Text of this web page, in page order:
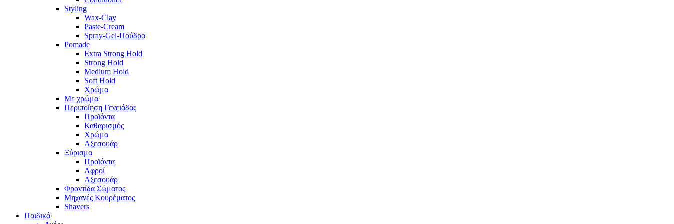
Styling
Wax-Clay
Paste-Cream
Spray-Gel-Πούδρα
Pomade
Extra Strong Hold
Strong Hold
Medium Hold
Soft Hold
Χρώμα
Με χρώμα
Περιποίηση Γενειάδας
Προϊόντα
Καθαρισμός
Χρώμα
Αξεσουάρ
Ξύρισμα
Προϊόντα
Αφροί
Αξεσουάρ
Φροντίδα Σώματος
Μηχανές Κουρέματος
Shavers
Παιδικά